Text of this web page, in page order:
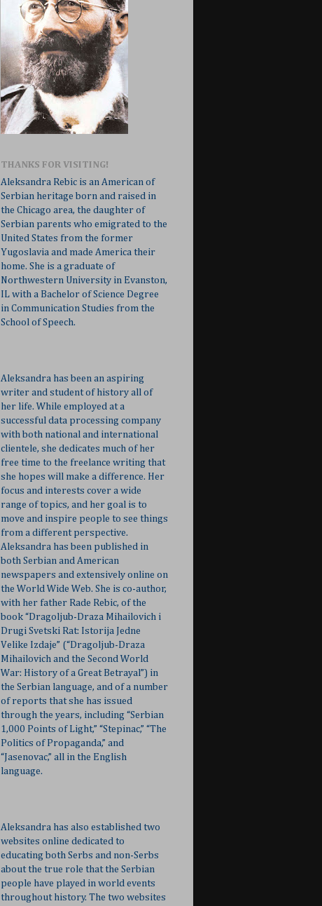
THANKS FOR VISITING!
Aleksandra Rebic is an American of
Serbian heritage born and raised in
the Chicago area, the daughter of
Serbian parents who emigrated to the
United States from the former
Yugoslavia and made America their
home. She is a graduate of
Northwestern University in Evanston,
IL with a Bachelor of Science Degree
in Communication Studies from the
School of Speech.
Aleksandra has been an aspiring
writer and student of history all of
her life. While employed at a
successful data processing company
with both national and international
clientele, she dedicates much of her
free time to the freelance writing that
she hopes will make a difference. Her
focus and interests cover a wide
range of topics, and her goal is to
move and inspire people to see things
from a different perspective.
Aleksandra has been published in
both Serbian and American
newspapers and extensively online on
the World Wide Web. She is co-author,
with her father Rade Rebic, of the
book “Dragoljub-Draza Mihailovich i
Drugi Svetski Rat: Istorija Jedne
Velike Izdaje” (“Dragoljub-Draza
Mihailovich and the Second World
War: History of a Great Betrayal”) in
the Serbian language, and of a number
of reports that she has issued
through the years, including “Serbian
1,000 Points of Light,” “Stepinac,” “The
Politics of Propaganda,” and
“Jasenovac,” all in the English
language.
Aleksandra has also established two
websites online dedicated to
educating both Serbs and non-Serbs
about the true role that the Serbian
people have played in world events
throughout history. The two websites